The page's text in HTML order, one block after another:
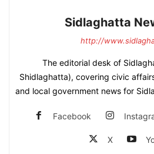
Sidlaghatta
http://
The editorial desk of
Shidlaghatta), covering civic
and local government news for
Facebook
X